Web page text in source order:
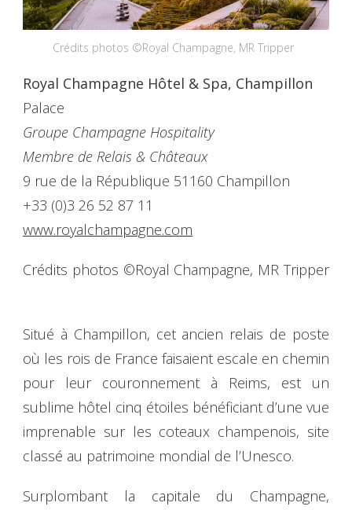
Crédits photos ©Royal Champagne, MR Tripper
Royal Champagne Hôtel & Spa, Champillon
Palace
Groupe Champagne Hospitality
Membre de Relais & Châteaux
9 rue de la République 51160 Champillon
+33 (0)3 26 52 87 11
www.royalchampagne.com
Crédits photos ©Royal Champagne, MR Tripper
Situé à Champillon, cet ancien relais de poste
où les rois de France faisaient escale en chemin
pour leur couronnement à Reims, est un
sublime hôtel cinq étoiles bénéficiant d’une vue
imprenable sur les coteaux champenois, site
classé au patrimoine mondial de l’Unesco.
Surplombant la capitale du Champagne,